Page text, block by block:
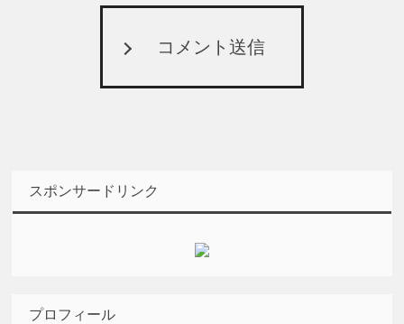
コメント送信
スポンサードリンク
プロフィール